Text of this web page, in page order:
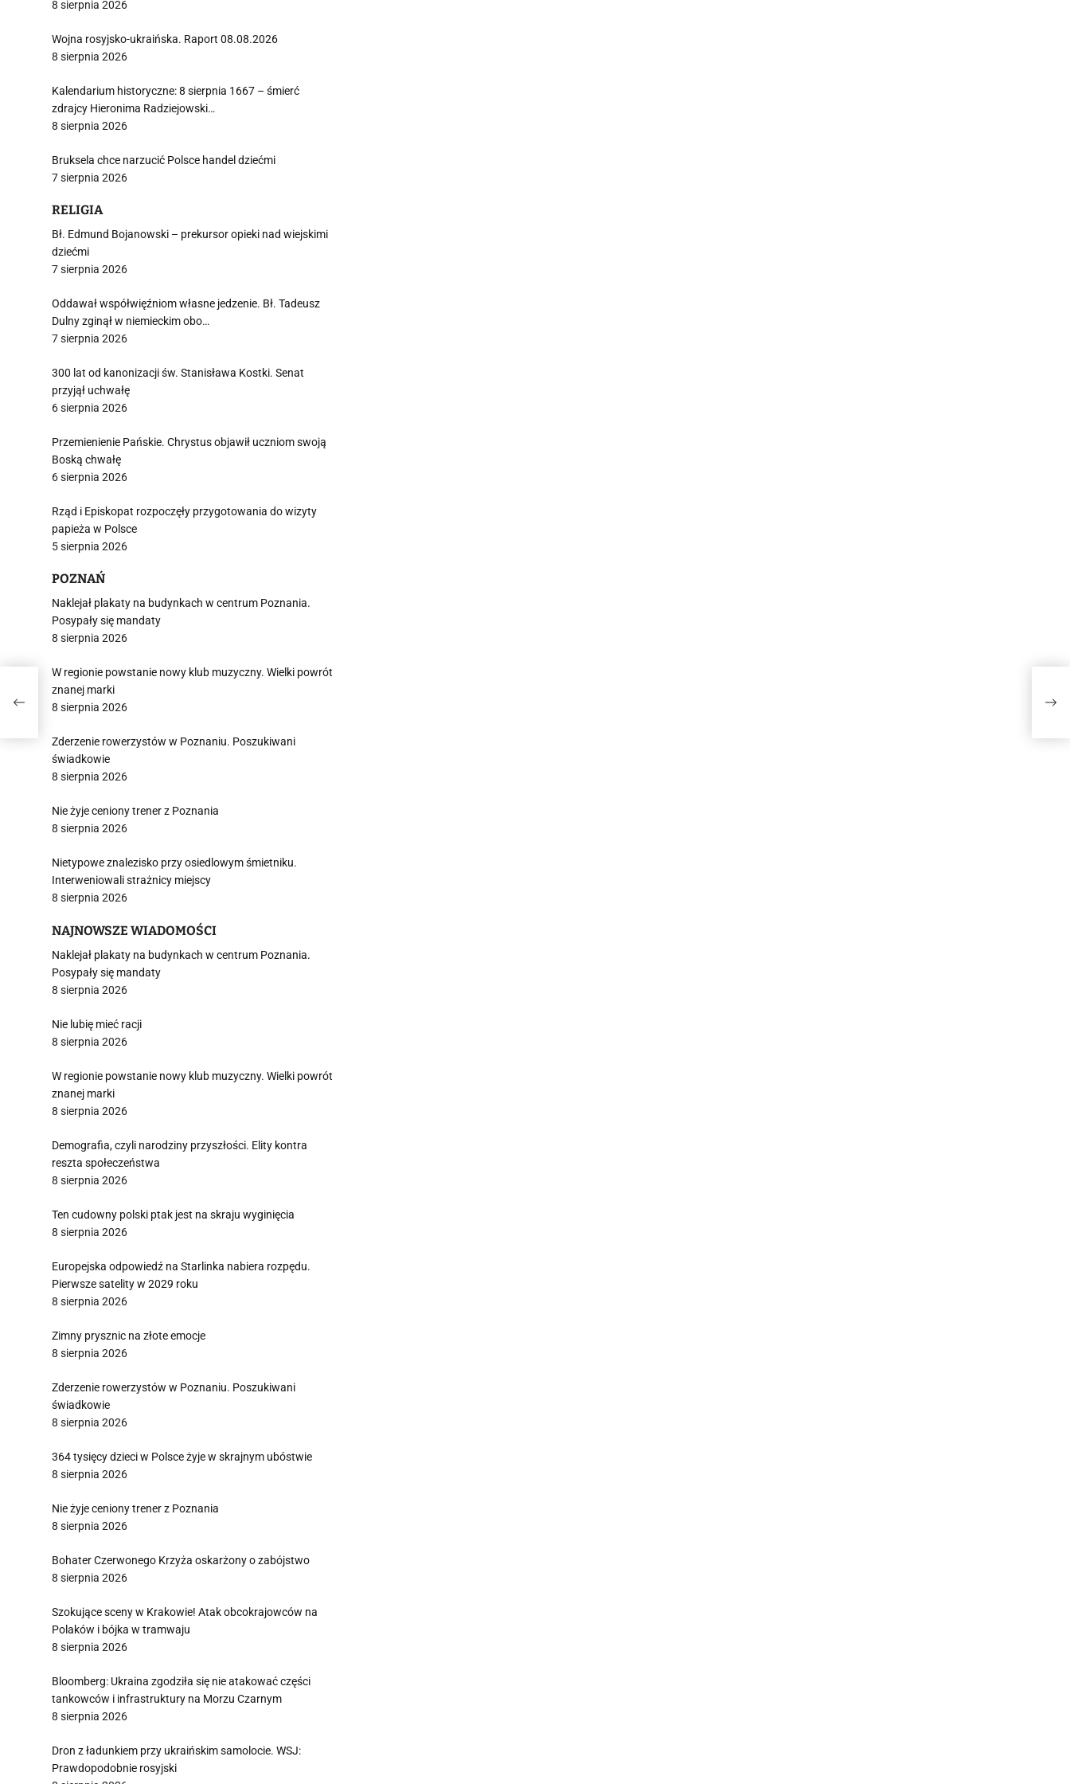
8 sierpnia 2026
Wojna rosyjsko-ukraińska. Raport 08.08.2026
8 sierpnia 2026
Kalendarium historyczne: 8 sierpnia 1667 – śmierć
zdrajcy Hieronima Radziejowski…
8 sierpnia 2026
Bruksela chce narzucić Polsce handel dziećmi
7 sierpnia 2026
RELIGIA
Bł. Edmund Bojanowski – prekursor opieki nad wiejskimi
dziećmi
7 sierpnia 2026
Oddawał współwięźniom własne jedzenie. Bł. Tadeusz
Dulny zginął w niemieckim obo…
7 sierpnia 2026
300 lat od kanonizacji św. Stanisława Kostki. Senat
przyjął uchwałę
6 sierpnia 2026
Przemienienie Pańskie. Chrystus objawił uczniom swoją
Boską chwałę
6 sierpnia 2026
Rząd i Episkopat rozpoczęły przygotowania do wizyty
papieża w Polsce
5 sierpnia 2026
POZNAŃ
Naklejał plakaty na budynkach w centrum Poznania.
Posypały się mandaty
8 sierpnia 2026
W regionie powstanie nowy klub muzyczny. Wielki powrót
znanej marki
8 sierpnia 2026
Zderzenie rowerzystów w Poznaniu. Poszukiwani
świadkowie
8 sierpnia 2026
Nie żyje ceniony trener z Poznania
8 sierpnia 2026
Nietypowe znalezisko przy osiedlowym śmietniku.
Interweniowali strażnicy miejscy
8 sierpnia 2026
NAJNOWSZE WIADOMOŚCI
Naklejał plakaty na budynkach w centrum Poznania.
Posypały się mandaty
8 sierpnia 2026
Nie lubię mieć racji
8 sierpnia 2026
W regionie powstanie nowy klub muzyczny. Wielki powrót
znanej marki
8 sierpnia 2026
Demografia, czyli narodziny przyszłości. Elity kontra
reszta społeczeństwa
8 sierpnia 2026
Ten cudowny polski ptak jest na skraju wyginięcia
8 sierpnia 2026
Europejska odpowiedź na Starlinka nabiera rozpędu.
Pierwsze satelity w 2029 roku
8 sierpnia 2026
Zimny prysznic na złote emocje
8 sierpnia 2026
Zderzenie rowerzystów w Poznaniu. Poszukiwani
świadkowie
8 sierpnia 2026
364 tysięcy dzieci w Polsce żyje w skrajnym ubóstwie
8 sierpnia 2026
Nie żyje ceniony trener z Poznania
8 sierpnia 2026
Bohater Czerwonego Krzyża oskarżony o zabójstwo
8 sierpnia 2026
Szokujące sceny w Krakowie! Atak obcokrajowców na
Polaków i bójka w tramwaju
8 sierpnia 2026
Bloomberg: Ukraina zgodziła się nie atakować części
tankowców i infrastruktury na Morzu Czarnym
8 sierpnia 2026
Dron z ładunkiem przy ukraińskim samolocie. WSJ:
Prawdopodobnie rosyjski